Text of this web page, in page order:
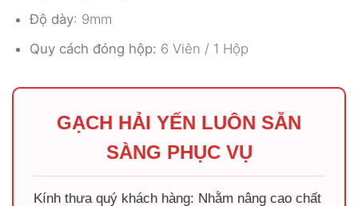
Độ dày: 9mm
Quy cách đóng hộp: 6 Viên / 1 Hộp
GẠCH HẢI YẾN LUÔN SẴN
SÀNG PHỤC VỤ
Kính thưa quý khách hàng: Nhằm nâng cao chất